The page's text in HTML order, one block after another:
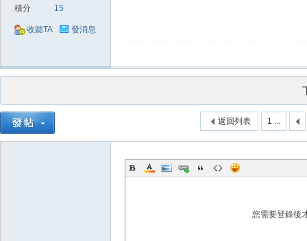
積分 15
收聽TA 發消息
1 ...
返回列表
您需要登錄後